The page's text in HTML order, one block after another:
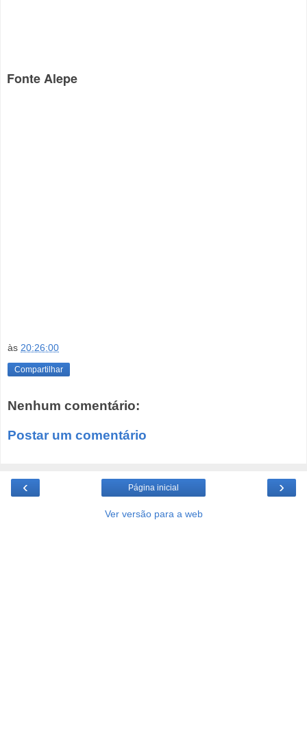
Fonte Alepe
às 20:26:00
Compartilhar
Nenhum comentário:
Postar um comentário
‹ ›
Página inicial
Ver versão para a web